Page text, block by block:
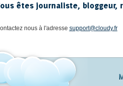
êtes journaliste, bloggeur,
nous à l'adresse support@cloudy.fr